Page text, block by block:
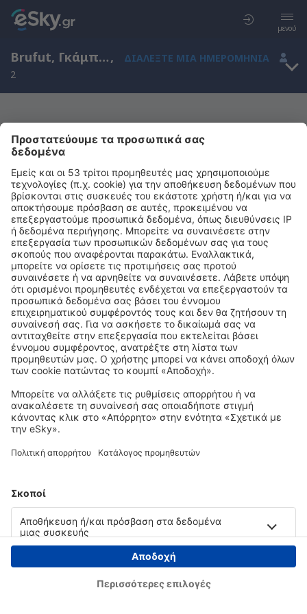
μενού
Brufut, Γκάμπια,
ΔΙΑΛΈΞΤΕ ΜΙΑ ΗΜΕΡΟΜΗΝΊΑ
2
Μας συγχωρείτε, δεν υπάρχουν
αποτελέσματα για την αναζήτησή σας
Προσπαθήστε να κάνετε αναζήτηση με διαφορετικά κριτήρια
Copyright © eSky.gr. Με την επιφύλαξη παντός νομίμου δικαιώματος.